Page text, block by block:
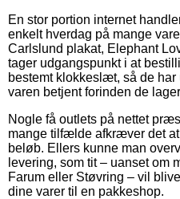
En stor portion internet
enkelt hverdag på mange
Carlslund plakat, Elephant
tager udgangspunkt i at
bestemt klokkeslæt, så de har
varen betjent forinden de
Nogle få outlets på nettet
mange tilfælde afkræver det
beløb. Ellers kunne man
levering, som tit – uanset om
Farum eller Støvring – vil
dine varer til en pakkeshop.